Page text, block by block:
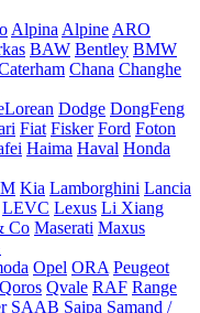
Alpina Alpine ARO
BAW Bentley BMW
Chana Changhe
Dodge DongFeng
Fiat Fisker Ford Foton
Haima Haval Honda
Kia Lamborghini Lancia
LEVC Lexus Li Xiang
Co Maserati Maxus
Opel ORA Peugeot
Qoros Qvale RAF Range
SAAB Saipa Samand /